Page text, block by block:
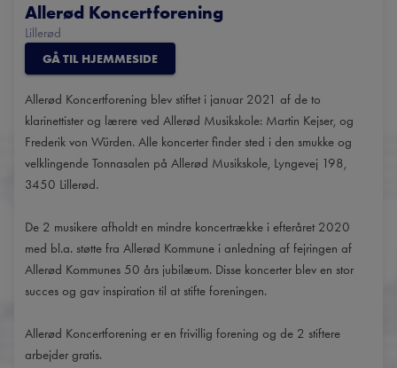
Allerød Koncertforening
Lillerød
GÅ TIL HJEMMESIDE
Allerød Koncertforening blev stiftet i januar 2021 af de to
klarinettister og lærere ved Allerød Musikskole: Martin Kejser, og
Frederik von Würden. Alle koncerter finder sted i den smukke og
velklingende Tonnasalen på Allerød Musikskole, Lyngevej 198,
3450 Lillerød.
De 2 musikere afholdt en mindre koncertrække i efteråret 2020
med bl.a. støtte fra Allerød Kommune i anledning af fejringen af
Allerød Kommunes 50 års jubilæum. Disse koncerter blev en stor
succes og gav inspiration til at stifte foreningen.
Allerød Koncertforening er en frivillig forening og de 2 stiftere
arbejder gratis.